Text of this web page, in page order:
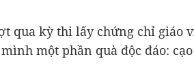
qua kỳ thi lấy chứng chỉ giáo
một phần quà độc đáo: